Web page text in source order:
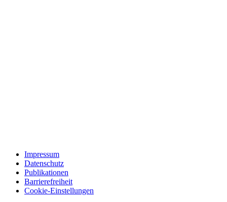
Impressum
Datenschutz
Publikationen
Barrierefreiheit
Cookie-Einstellungen